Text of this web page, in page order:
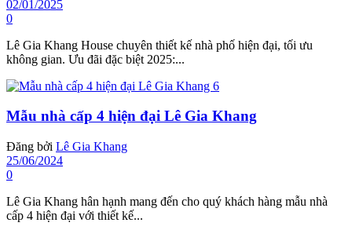
02/01/2025
0
Lê Gia Khang House chuyên thiết kế nhà phố hiện đại, tối ưu
không gian. Ưu đãi đặc biệt 2025:...
Mẫu nhà cấp 4 hiện đại Lê Gia Khang
Đăng bởi Lê Gia Khang
25/06/2024
0
Lê Gia Khang hân hạnh mang đến cho quý khách hàng mẫu nhà
cấp 4 hiện đại với thiết kế...